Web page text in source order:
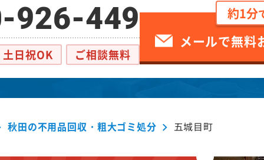
926-449
土日祝OK ご相談無料
約1分
メールで無料
秋田の不用品回収・粗大ゴミ処分 五城目町